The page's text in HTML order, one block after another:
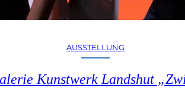
AUSSTELLUNG
Kunstwerk Landshut